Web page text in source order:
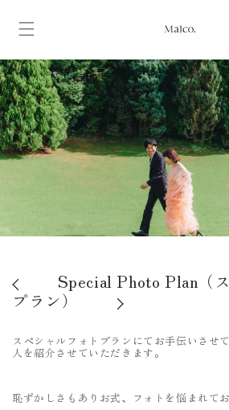
Special Photo Plan（
プラン）
スペシャルフォトプランにてお手伝いさせ
人を紹介させていただきます。
恥ずかしさもありお式、フォトを悩まれて